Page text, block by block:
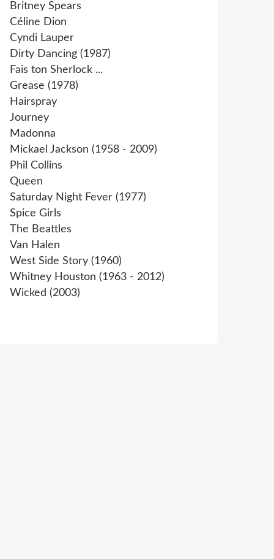
Britney Spears
Céline Dion
Cyndi Lauper
Dirty Dancing (1987)
Fais ton Sherlock ...
Grease (1978)
Hairspray
Journey
Madonna
Mickael Jackson (1958 - 2009)
Phil Collins
Queen
Saturday Night Fever (1977)
Spice Girls
The Beattles
Van Halen
West Side Story (1960)
Whitney Houston (1963 - 2012)
Wicked (2003)